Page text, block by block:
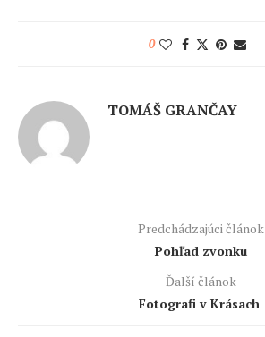
0
TOMÁŠ GRANČAY
Predchádzajúci článok
Pohľad zvonku
Ďalší článok
Fotografi v Krásach